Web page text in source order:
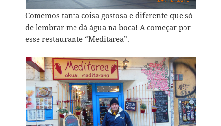
Comemos tanta coisa gostosa e diferente que só
de lembrar me dá água na boca! A começar por
esse restaurante “Meditarea”.